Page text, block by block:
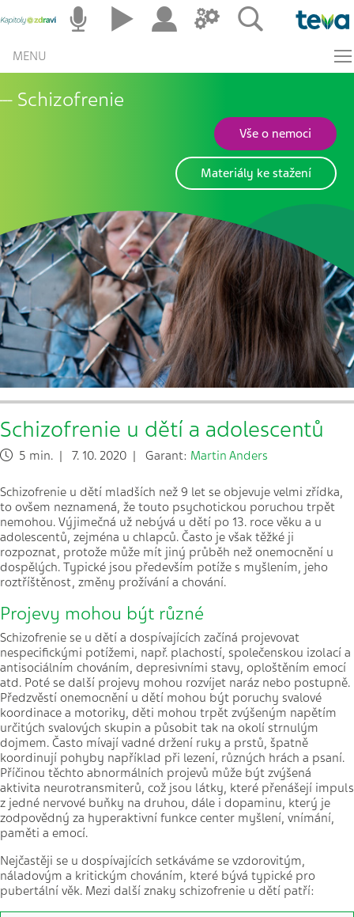
MENU
Schizofrenie
Vše o nemoci
Materiály ke stažení
Schizofrenie u dětí a adolescentů
5 min. | 7. 10. 2020 | Garant: Martin Anders
Schizofrenie u dětí mladších než 9 let se objevuje velmi zřídka,
to ovšem neznamená, že touto psychotickou poruchou trpět
nemohou. Výjimečná už nebývá u dětí po 13. roce věku a u
adolescentů, zejména u chlapců. Často je však těžké ji
rozpoznat, protože může mít jiný průběh než onemocnění u
dospělých. Typické jsou především potíže s myšlením, jeho
roztříštěnost, změny prožívání a chování.
Projevy mohou být různé
Schizofrenie se u dětí a dospívajících začíná projevovat
nespecifickými potížemi, např. plachostí, společenskou izolací a
antisociálním chováním, depresivními stavy, oploštěním emocí
atd. Poté se další projevy mohou rozvíjet naráz nebo postupně.
Předzvěstí onemocnění u dětí mohou být poruchy svalové
koordinace a motoriky, děti mohou trpět zvýšeným napětím
určitých svalových skupin a působit tak na okolí strnulým
dojmem. Často mívají vadné držení ruky a prstů, špatně
koordinují pohyby například při lezení, různých hrách a psaní.
Příčinou těchto abnormálních projevů může být zvýšená
aktivita neurotransmiterů, což jsou látky, které přenášejí impuls
z jedné nervové buňky na druhou, dále i dopaminu, který je
zodpovědný za hyperaktivní funkce center myšlení, vnímání,
paměti a emocí.
Nejčastěji se u dospívajících setkáváme se vzdorovitým,
náladovým a kritickým chováním, které bývá typické pro
pubertální věk. Mezi další znaky schizofrenie u dětí patří: